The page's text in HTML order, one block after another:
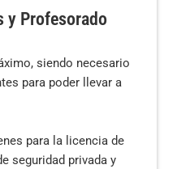
y Profesorado
siendo necesario
para poder llevar a
para la licencia de
seguridad privada y